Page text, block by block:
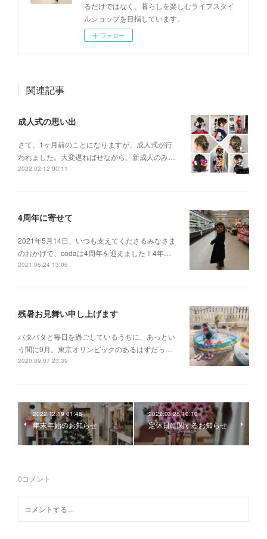
るだけではなく、暮らしを楽しむライフスタイ
ルショップを目指しています。
フォロー
関連記事
成人式の思い出
さて、1ヶ月前のことになりますが、成人式が行
われました。大変遅ればせながら、新成人のみ…
2022.02.12 00:11
4周年に寄せて
2021年5月14日、いつも支えてくださるみなさま
のおかげで、codaは4周年を迎えました！4年…
2021.06.24 13:06
残暑お見舞い申し上げます
バタバタと毎日を過ごしているうちに、あっとい
う間に9月。東京オリンピックのあるはずだっ…
2020.09.07 23:39
2022.12.19 01:46
年末年始のお知らせ
2022.03.28 10:10
定休日に関するお知らせ
0コメント